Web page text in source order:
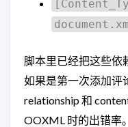
脚本里已经把这些依
如果是第一次添加评
relationship 和
OOXML 时的出错率。